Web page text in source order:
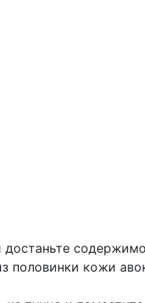
половинки кожи